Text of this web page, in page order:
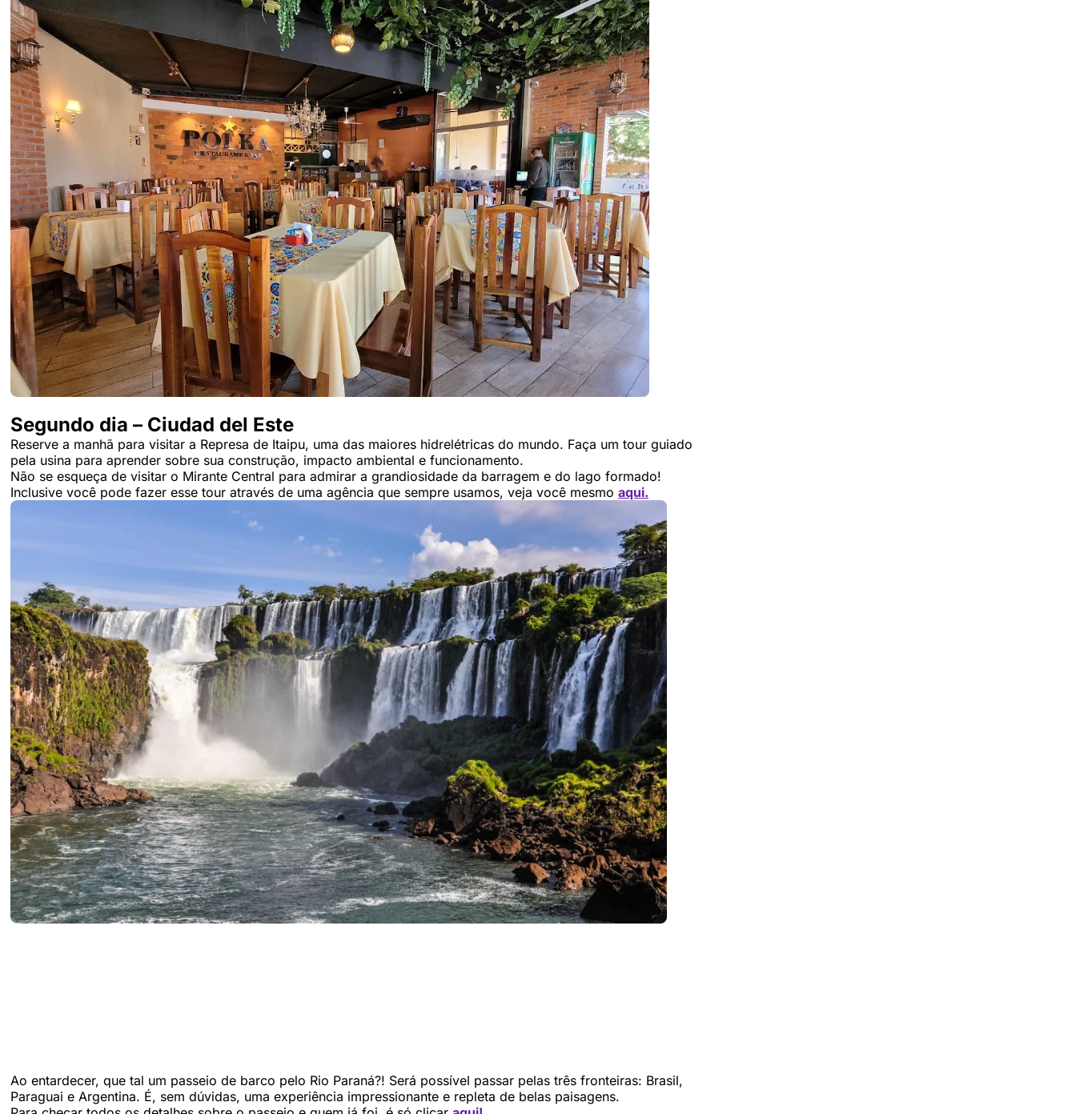
Segundo dia – Ciudad del Este
Reserve a manhã para visitar a Represa de Itaipu, uma das maiores hidrelétricas do mundo. Faça um tour guiado
pela usina para aprender sobre sua construção, impacto ambiental e funcionamento.
Não se esqueça de visitar o Mirante Central para admirar a grandiosidade da barragem e do lago formado!
Inclusive você pode fazer esse tour através de uma agência que sempre usamos, veja você mesmo aqui.
Ao entardecer, que tal um passeio de barco pelo Rio Paraná?! Será possível passar pelas três fronteiras: Brasil,
Paraguai e Argentina. É, sem dúvidas, uma experiência impressionante e repleta de belas paisagens.